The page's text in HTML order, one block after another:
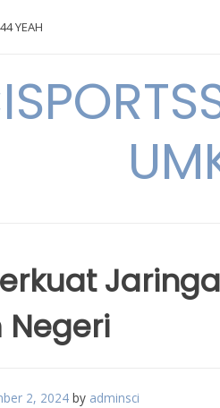
YEAH
2, 2024 by adminsci